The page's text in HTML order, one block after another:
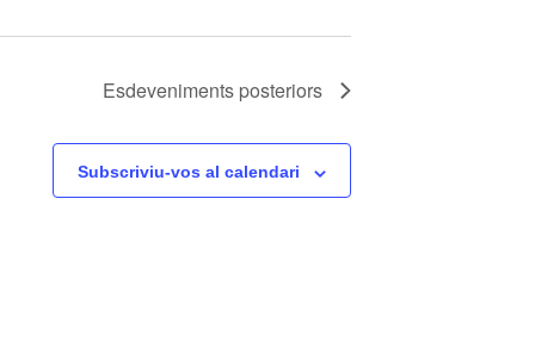
Esdeveniments posteriors
Subscriviu-vos al calendari